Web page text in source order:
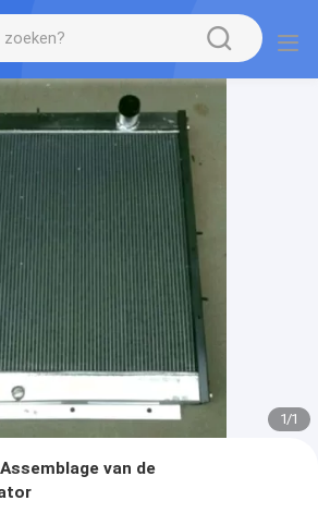
1/1
van de